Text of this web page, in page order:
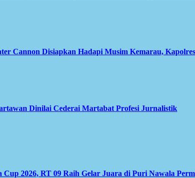
Cannon Disiapkan Hadapi Musim Kemarau,
Dinilai Cederai Martabat Profesi Jurnalistik
2026, RT 09 Raih Gelar Juara di Puri Nawala